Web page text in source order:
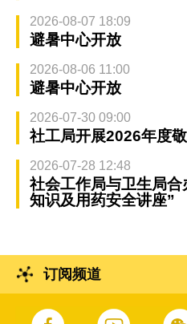
2026-08-07 18:09
避暑中心开放
2026-08-06 11:00
避暑中心开放
2026-07-30 09:00
社工局开展2026年度
2026-07-28 12:48
社会工作局与卫生局
知识及用药安全讲座”
订阅频道